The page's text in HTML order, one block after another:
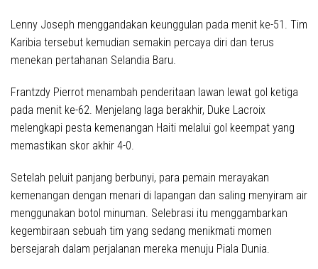
Lenny Joseph menggandakan keunggulan pada menit ke-51. Tim
Karibia tersebut kemudian semakin percaya diri dan terus
menekan pertahanan Selandia Baru.
Frantzdy Pierrot menambah penderitaan lawan lewat gol ketiga
pada menit ke-62. Menjelang laga berakhir, Duke Lacroix
melengkapi pesta kemenangan Haiti melalui gol keempat yang
memastikan skor akhir 4-0.
Setelah peluit panjang berbunyi, para pemain merayakan
kemenangan dengan menari di lapangan dan saling menyiram air
menggunakan botol minuman. Selebrasi itu menggambarkan
kegembiraan sebuah tim yang sedang menikmati momen
bersejarah dalam perjalanan mereka menuju Piala Dunia.